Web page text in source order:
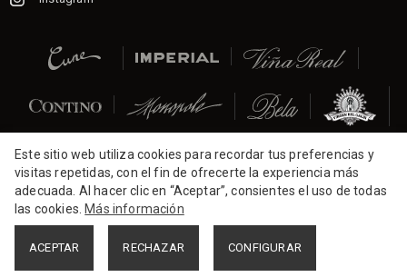
2026 CVNE. Todos los derechos reservados.
Este sitio web utiliza cookies para recordar tus preferencias y
visitas repetidas, con el fin de ofrecerte la experiencia más
adecuada. Al hacer clic en “Aceptar”, consientes el uso de todas
las cookies. Más información
ACEPTAR RECHAZAR CONFIGURAR